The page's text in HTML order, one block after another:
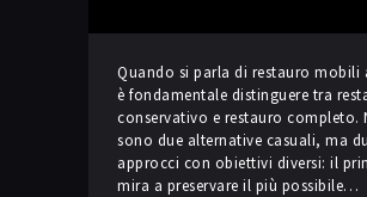
Quando si parla di restauro mobili
è fondamentale distinguere tra
conservativo e restauro completo.
sono due alternative casuali, ma
approcci con obiettivi diversi: il
mira a preservare il più possibile…